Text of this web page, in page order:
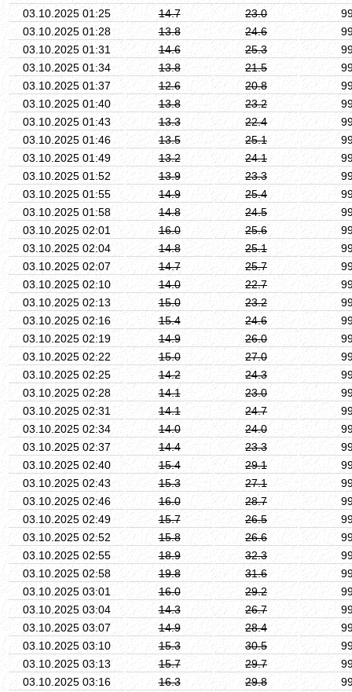
03.10.2025 01:25
14.7 23.0
03.10.2025 01:28
13.8 24.6
03.10.2025 01:31
14.6 25.3
03.10.2025 01:34
13.8 21.5
03.10.2025 01:37
12.6 20.8
03.10.2025 01:40
13.8 23.2
03.10.2025 01:43
13.3 22.4
03.10.2025 01:46
13.5 25.1
03.10.2025 01:49
13.2 24.1
03.10.2025 01:52
13.9 23.3
03.10.2025 01:55
14.9 25.4
03.10.2025 01:58
14.8 24.5
03.10.2025 02:01
16.0 25.6
03.10.2025 02:04
14.8 25.1
03.10.2025 02:07
14.7 25.7
03.10.2025 02:10
14.0 22.7
03.10.2025 02:13
15.0 23.2
03.10.2025 02:16
15.4 24.6
03.10.2025 02:19
14.9 26.0
03.10.2025 02:22
15.0 27.0
03.10.2025 02:25
14.2 24.3
03.10.2025 02:28
14.1 23.0
03.10.2025 02:31
14.1 24.7
03.10.2025 02:34
14.0 24.0
03.10.2025 02:37
14.4 23.3
03.10.2025 02:40
15.4 29.1
03.10.2025 02:43
15.3 27.1
03.10.2025 02:46
16.0 28.7
03.10.2025 02:49
15.7 26.5
03.10.2025 02:52
15.8 26.6
03.10.2025 02:55
18.9 32.3
03.10.2025 02:58
19.8 31.6
03.10.2025 03:01
16.0 29.2
03.10.2025 03:04
14.3 26.7
03.10.2025 03:07
14.9 28.4
03.10.2025 03:10
15.3 30.5
03.10.2025 03:13
15.7 29.7
03.10.2025 03:16
16.3 29.8